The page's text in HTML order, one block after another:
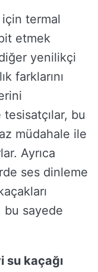
için termal
etmek
yenilikçi
farklarını
bu
müdahale ile
Ayrıca
ses dinleme
bu sayede
su kaçağı